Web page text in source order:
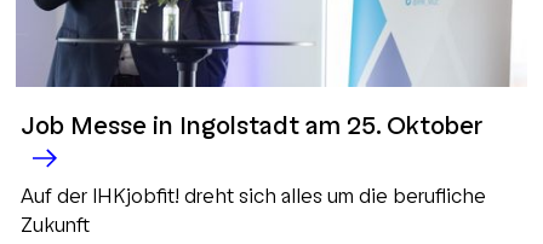
Job Messe in Ingolstadt am 25. Oktober
Auf der IHKjobfit! dreht sich alles um die berufliche
Zukunft